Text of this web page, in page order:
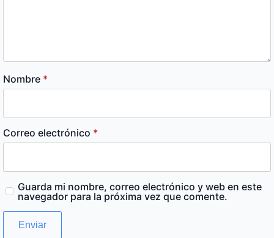
Nombre *
Correo electrónico *
Guarda mi nombre, correo electrónico y web en este
navegador para la próxima vez que comente.